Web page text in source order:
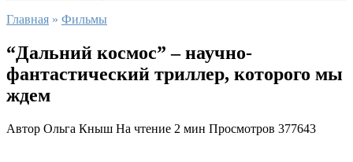
Главная » Фильмы
“Дальний космос” – научно-
фантастический триллер, которого мы
ждем
Автор Ольга Кныш На чтение 2 мин Просмотров 377643